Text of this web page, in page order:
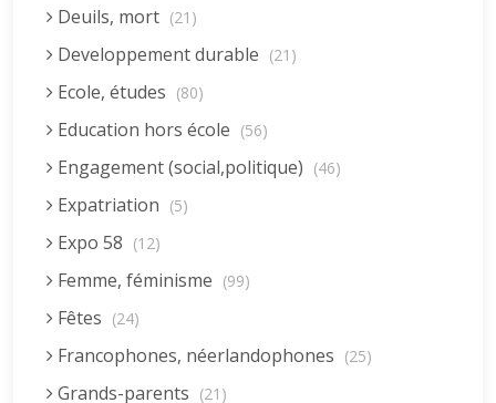
Deuils, mort (21)
Developpement durable (21)
Ecole, études (80)
Education hors école (56)
Engagement (social,politique) (46)
Expatriation (5)
Expo 58 (12)
Femme, féminisme (99)
Fêtes (24)
Francophones, néerlandophones (25)
Grands-parents (21)